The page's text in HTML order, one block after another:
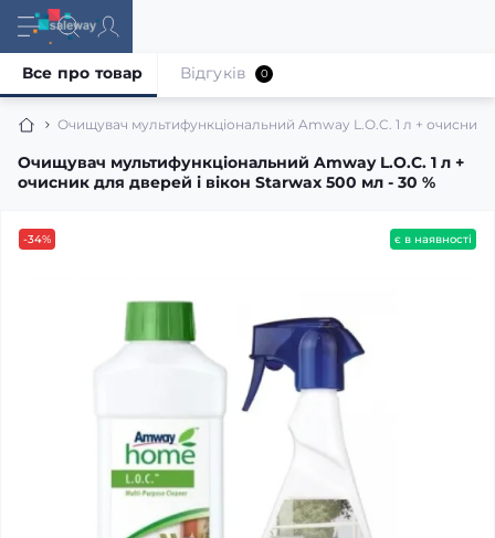
Очищувач мультифункціональний Amway L.O.C. 1 л + очисник
Очищувач мультифункціональний Amway L.O.C. 1 л +
очисник для дверей і вікон Starwax 500 мл - 30 %
Все про товар Відгуків 0
-34% є в наявності